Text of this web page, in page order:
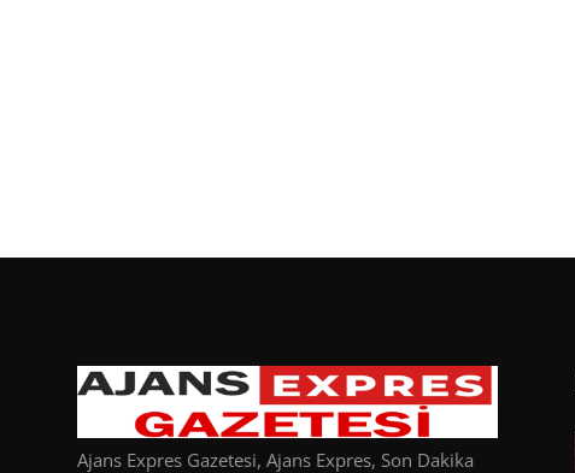
Ajans Expres Gazetesi, Ajans Expres, Son Dakika